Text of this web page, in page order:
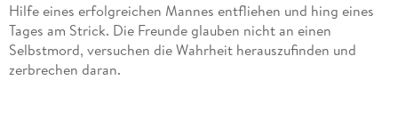
Hilfe eines erfolgreichen Mannes entfliehen und hing eines
Tages am Strick. Die Freunde glauben nicht an einen
Selbstmord, versuchen die Wahrheit herauszufinden und